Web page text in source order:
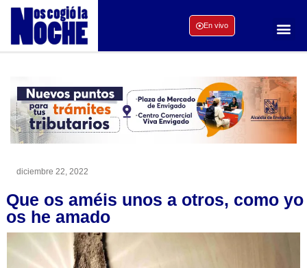
En vivo
diciembre 22, 2022
Que os améis unos a otros, como yo
os he amado